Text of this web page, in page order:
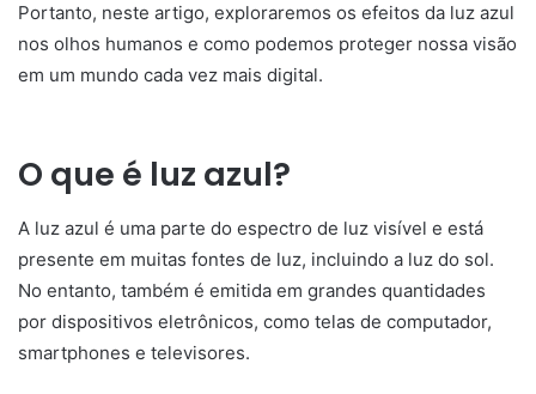
Portanto, neste artigo, exploraremos os efeitos da luz azul
nos olhos humanos e como podemos proteger nossa visão
em um mundo cada vez mais digital.
O que é luz azul?
A luz azul é uma parte do espectro de luz visível e está
presente em muitas fontes de luz, incluindo a luz do sol.
No entanto, também é emitida em grandes quantidades
por dispositivos eletrônicos, como telas de computador,
smartphones e televisores.